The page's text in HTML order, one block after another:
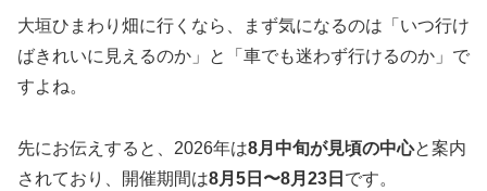
大垣ひまわり畑に行くなら、まず気になるのは「いつ行け
ばきれいに見えるのか」と「車でも迷わず行けるのか」で
すよね。
先にお伝えすると、2026年は8月中旬が見頃の中心と案内
されており、開催期間は8月5日〜8月23日 です。